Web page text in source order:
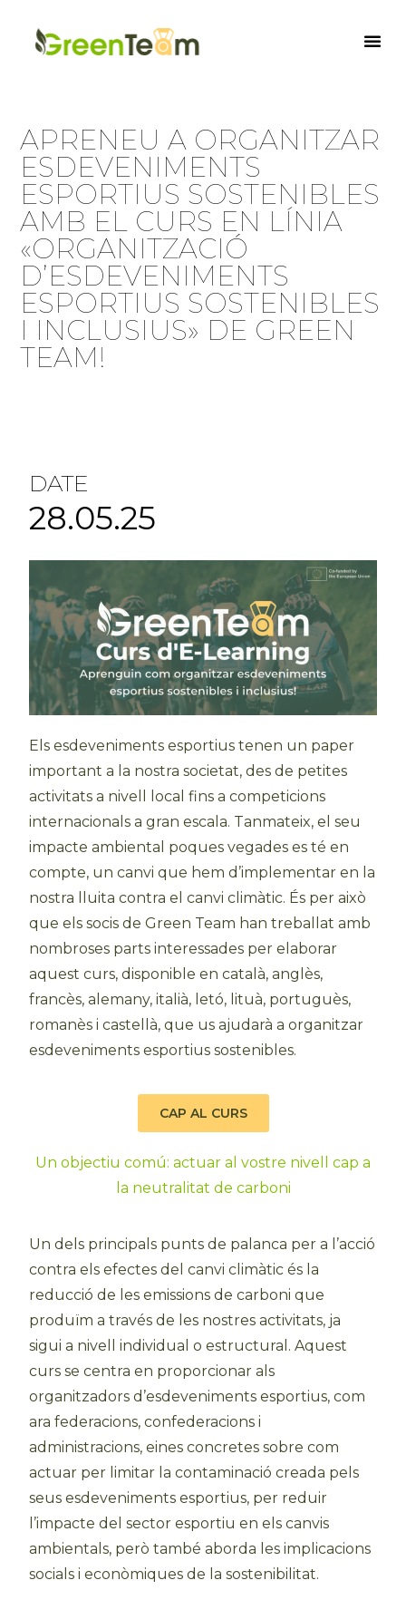
APRENEU A ORGANITZAR
ESDEVENIMENTS
ESPORTIUS SOSTENIBLES
AMB EL CURS EN LÍNIA
«ORGANITZACIÓ
D’ESDEVENIMENTS
ESPORTIUS SOSTENIBLES
I INCLUSIUS» DE GREEN
TEAM!
DATE
28.05.25
Els esdeveniments esportius tenen un paper
important a la nostra societat, des de petites
activitats a nivell local fins a competicions
internacionals a gran escala. Tanmateix, el seu
impacte ambiental poques vegades es té en
compte, un canvi que hem d’implementar en la
nostra lluita contra el canvi climàtic. És per això
que els socis de Green Team han treballat amb
nombroses parts interessades per elaborar
aquest curs, disponible en català, anglès,
francès, alemany, italià, letó, lituà, portuguès,
romanès i castellà, que us ajudarà a organitzar
esdeveniments esportius sostenibles.
CAP AL CURS
Un objectiu comú: actuar al vostre nivell cap a
la neutralitat de carboni
Un dels principals punts de palanca per a l’acció
contra els efectes del canvi climàtic és la
reducció de les emissions de carboni que
produïm a través de les nostres activitats, ja
sigui a nivell individual o estructural. Aquest
curs se centra en proporcionar als
organitzadors d’esdeveniments esportius, com
ara federacions, confederacions i
administracions, eines concretes sobre com
actuar per limitar la contaminació creada pels
seus esdeveniments esportius, per reduir
l’impacte del sector esportiu en els canvis
ambientals, però també aborda les implicacions
socials i econòmiques de la sostenibilitat.